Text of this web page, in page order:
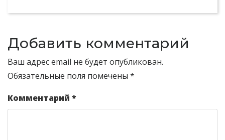
Добавить комментарий
Ваш адрес email не будет опубликован.
Обязательные поля помечены *
Комментарий *